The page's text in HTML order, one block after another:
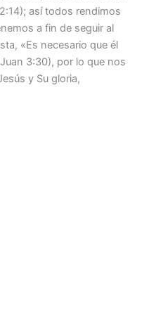
así todos rendimos
a fin de seguir al
«Es necesario que él
3:30), por lo que nos
y Su gloria,